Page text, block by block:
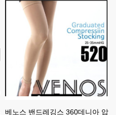
베노스 밴드레깅스 360데니아 압